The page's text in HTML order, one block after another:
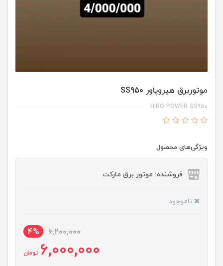
موتوربرق هیروپاور SS950
HIRO POWER SS950
ویژگی‌های محصول
فروشنده: موتور برق مارکت
ناموجود
6,200,000
4%
6,000,000 تومان